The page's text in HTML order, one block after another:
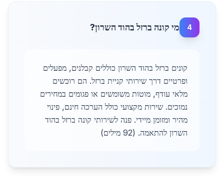
4 מי קונה ברזל בהוד השרון?
קונים ברזל בהוד השרון כוללים קבלנים, מפעלים
ופרטיים דרך שירותי קניית ברזל. הם רוכשים
מלאי עודף, מוטות משומשים או פגומים במחירים
נמוכים. שירות מקצועי כולל הערכה חינם, פינוי
מהיר ומזומן מיידי. פנה לשירותי קונה ברזל בהוד
השרון להתאמה. (92 מילים)